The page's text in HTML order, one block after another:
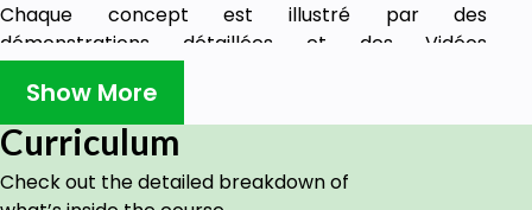
Chaque concept est illustré par des
démonstrations détaillées et des Vidéos
permettre le développement une Application JAVA
EE 8 Complète d'achats d'articles stockés dans une
Base de Données via une interface Web HTML
Show More
Curriculum
Check out the detailed breakdown of